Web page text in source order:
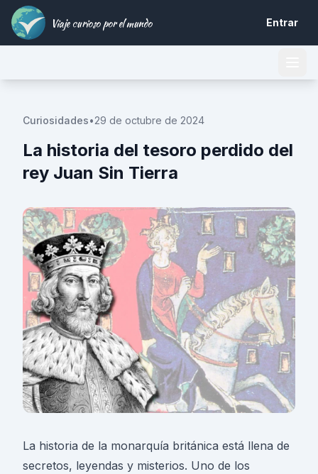
Viaje curioso por el mundo Entrar
Curiosidades•29 de octubre de 2024
La historia del tesoro perdido del
rey Juan Sin Tierra
La historia de la monarquía británica está llena de
secretos, leyendas y misterios. Uno de los